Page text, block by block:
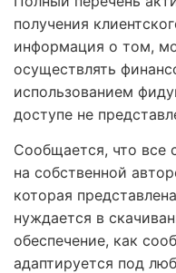
получения
информация о том,
осуществлять
использованием
доступе не
Сообщается, что все
на собственной
которая
нуждается в
обеспечение, как
адаптируется под